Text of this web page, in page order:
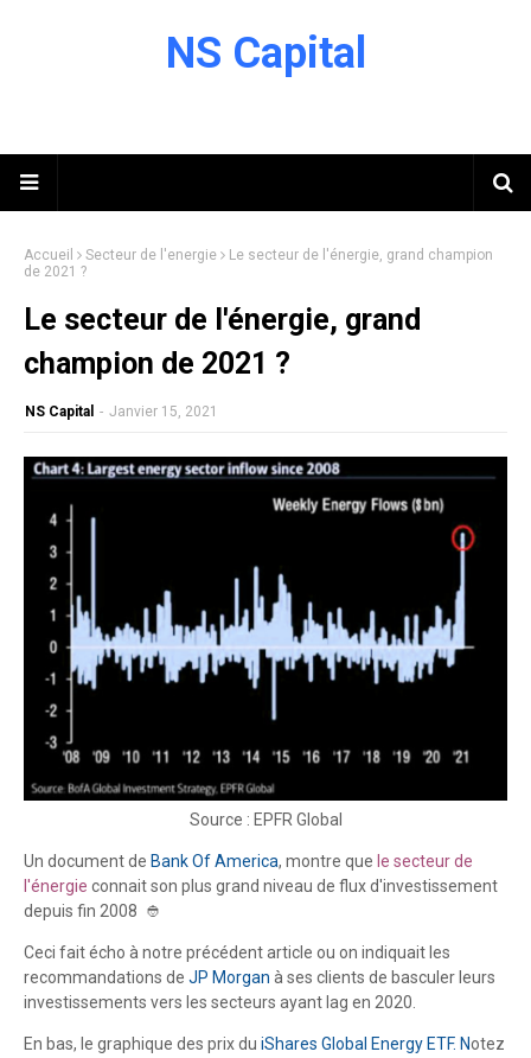
NS Capital
Accueil Secteur de l'energie
Le secteur de l'énergie, grand champion
de 2021 ?
Le secteur de l'énergie, grand
champion de 2021 ?
NS Capital - Janvier 15, 2021
Source : EPFR Global
Un document de Bank Of America, montre que le secteur de
l'énergie connait son plus grand niveau de flux d'investissement
depuis fin 2008 👲
Ceci fait écho à notre précédent article ou on indiquait les
recommandations de JP Morgan à ses clients de basculer leurs
investissements vers les secteurs ayant lag en 2020.
En bas, le graphique des prix du iShares Global Energy ETF. Notez